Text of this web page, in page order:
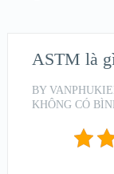
ASTM là
BY
KHÔNG CÓ